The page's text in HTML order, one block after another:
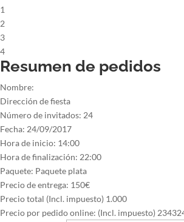
1
2
3
4
Resumen de pedidos
Nombre:
Dirección de fiesta
Número de invitados: 24
Fecha: 24/09/2017
Hora de inicio: 14:00
Hora de finalización: 22:00
Paquete: Paquete plata
Precio de entrega: 150€
Precio total (Incl. impuesto) 1.000
Precio por pedido online: (Incl. impuesto)